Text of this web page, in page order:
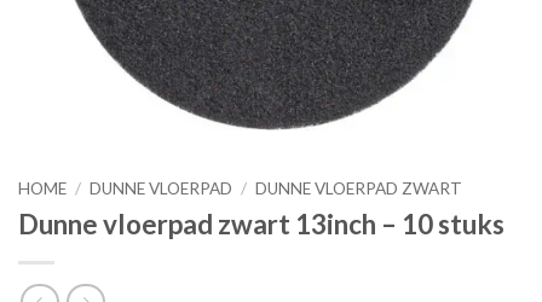
HOME / DUNNE VLOERPAD / DUNNE VLOERPAD ZWART
Dunne vloerpad zwart 13inch – 10 stuks